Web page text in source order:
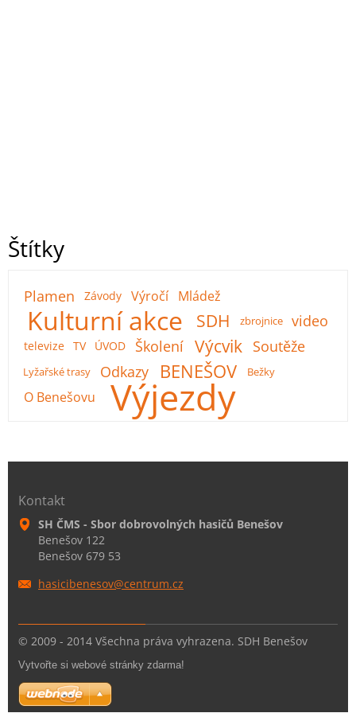
Štítky
Plamen Závody Výročí Mládež
Kulturní akce SDH zbrojnice video
televize TV ÚVOD Školení Výcvik Soutěže
Lyžařské trasy Odkazy BENEŠOV Bežky
O Benešovu Výjezdy
Kontakt
SH ČMS - Sbor dobrovolných hasičů Benešov
Benešov 122
Benešov 679 53
hasicibenesov@centrum.cz
© 2009 - 2014 Všechna práva vyhrazena. SDH Benešov
Vytvořte si webové stránky zdarma!